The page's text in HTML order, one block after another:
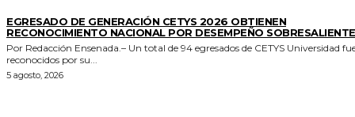
EGRESADO DE GENERACIÓN CETYS 2026 OBTIENEN
RECONOCIMIENTO NACIONAL POR DESEMPEÑO SOBRESALIENTE
Por Redacción Ensenada.– Un total de 94 egresados de CETYS Universidad
reconocidos por su...
5 agosto, 2026